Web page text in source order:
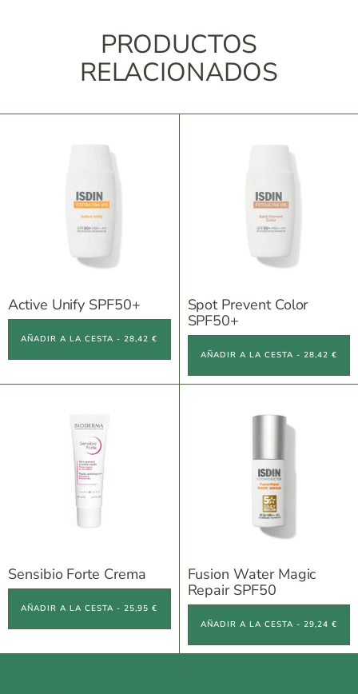
PRODUCTOS
RELACIONADOS
Active Unify SPF50+
AÑADIR A LA CESTA - 28,42 €
Spot Prevent Color
SPF50+
AÑADIR A LA CESTA - 28,42 €
Sensibio Forte Crema
AÑADIR A LA CESTA - 25,95 €
Fusion Water Magic
Repair SPF50
AÑADIR A LA CESTA - 29,24 €